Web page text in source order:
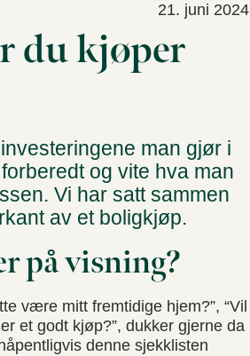
du kjøper
21. juni 2024
man gjør i
og vite hva man
Vi har satt sammen
av et boligkjøp.
på visning?
være mitt fremtidige hjem?”, “Vil
et godt kjøp?”, dukker gjerne da
denne sjekklisten